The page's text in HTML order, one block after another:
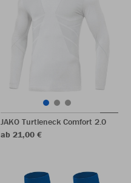
JAKO Turtleneck Comfort 2.0
ab 21,00 €